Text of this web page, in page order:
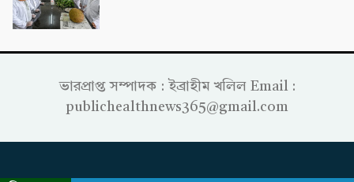
ভারপ্রাপ্ত সম্পাদক : ইব্রাহীম খলিল Email :
publichealthnews365@gmail.com